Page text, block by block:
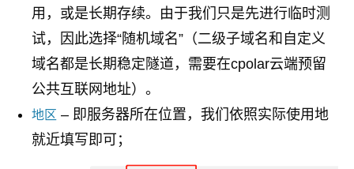
用，或是长期存续。由于我们只是先进行临时测
试，因此选择“随机域名”（二级子域名和自定义
域名都是长期稳定隧道，需要在cpolar云端预留
公共互联网地址）。
地区 – 即服务器所在位置，我们依照实际使用地
就近填写即可；